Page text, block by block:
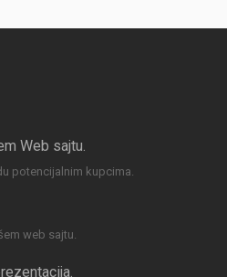
Web sajtu.
potencijalnim kupcima.
web sajtu.